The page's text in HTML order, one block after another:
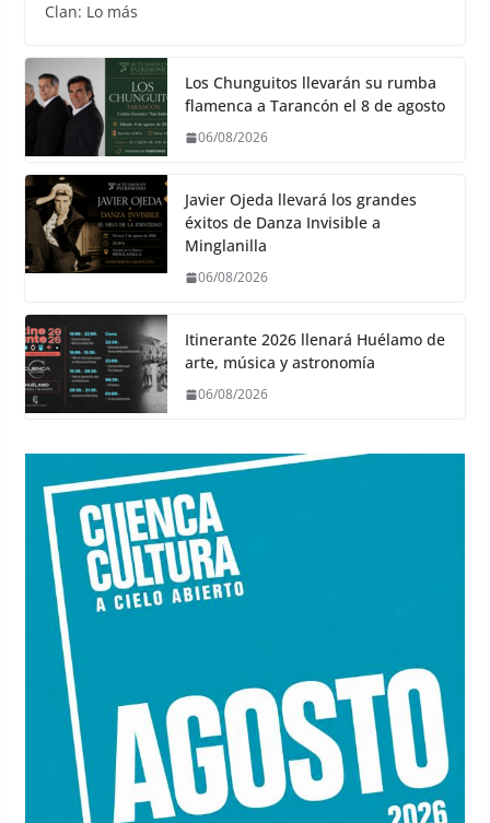
Clan: Lo más
Los Chunguitos llevarán su rumba
flamenca a Tarancón el 8 de agosto
06/08/2026
Javier Ojeda llevará los grandes
éxitos de Danza Invisible a
Minglanilla
06/08/2026
Itinerante 2026 llenará Huélamo de
arte, música y astronomía
06/08/2026